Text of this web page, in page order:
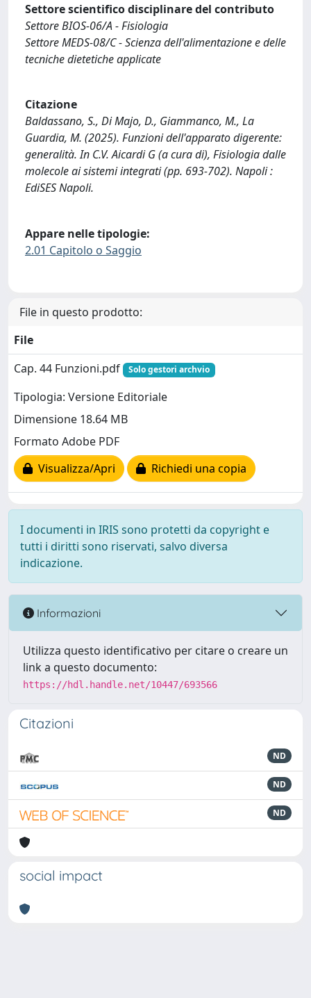
Settore scientifico disciplinare del contributo
Settore BIOS-06/A - Fisiologia
Settore MEDS-08/C - Scienza dell'alimentazione e delle
tecniche dietetiche applicate
Citazione
Baldassano, S., Di Majo, D., Giammanco, M., La
Guardia, M. (2025). Funzioni dell'apparato digerente:
generalità. In C.V. Aicardi G (a cura di), Fisiologia dalle
molecole ai sistemi integrati (pp. 693-702). Napoli :
EdiSES Napoli.
Appare nelle tipologie:
2.01 Capitolo o Saggio
File in questo prodotto:
File
Cap. 44 Funzioni.pdf
Solo gestori archvio
Tipologia: Versione Editoriale
Dimensione 18.64 MB
Formato Adobe PDF
Visualizza/Apri
Richiedi una copia
I documenti in IRIS sono protetti da copyright e
tutti i diritti sono riservati, salvo diversa
indicazione.
Informazioni
Utilizza questo identificativo per citare o creare un
link a questo documento:
https://hdl.handle.net/10447/693566
Citazioni
ND
ND
ND
social impact